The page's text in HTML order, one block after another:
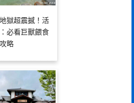
獄超震撼！活
必看巨獸餵食
略